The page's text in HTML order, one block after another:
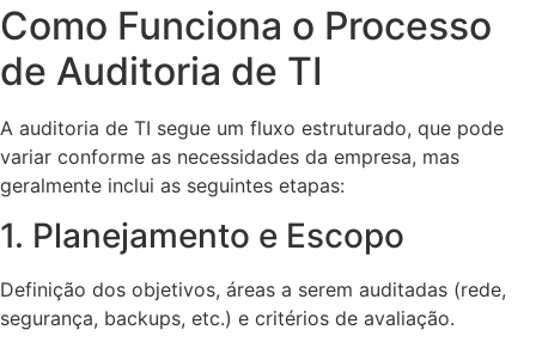
Como Funciona o Processo
de Auditoria de TI
A auditoria de TI segue um fluxo estruturado, que pode
variar conforme as necessidades da empresa, mas
geralmente inclui as seguintes etapas:
1. Planejamento e Escopo
Definição dos objetivos, áreas a serem auditadas (rede,
segurança, backups, etc.) e critérios de avaliação.